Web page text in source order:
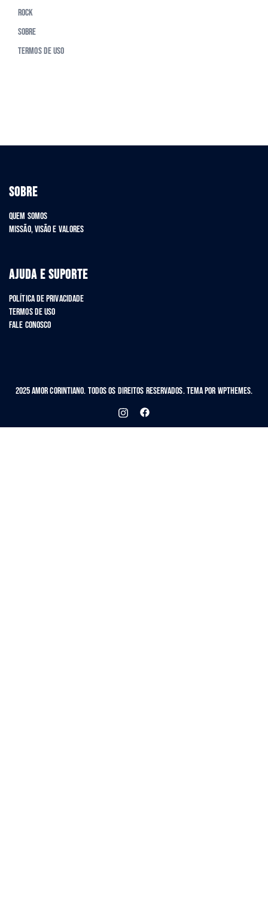
Rock
Sobre
Termos de Uso
SOBRE
Quem Somos
Missão, Visão e Valores
AJUDA E SUPORTE
Política de Privacidade
Termos de Uso
Fale Conosco
2025 Amor Corintiano. Todos os Direitos Reservados. Tema por WPThemes.